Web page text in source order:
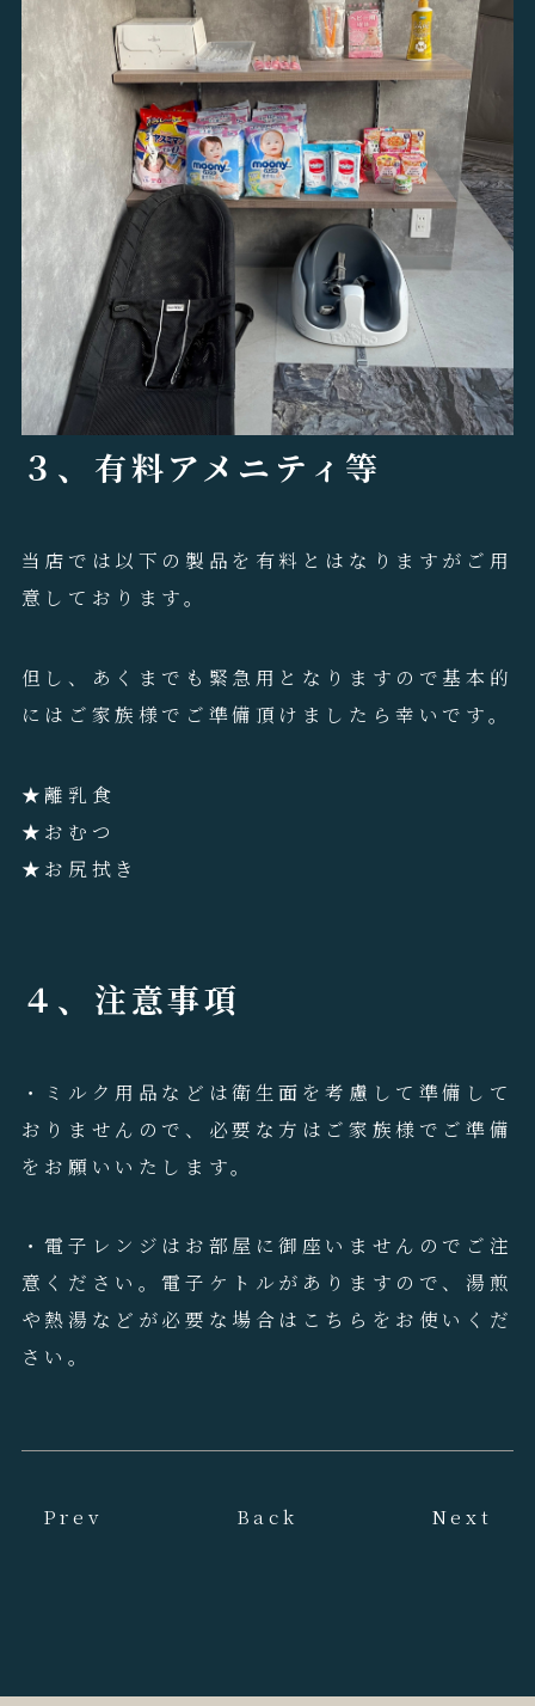
３、有料アメニティ等
当店では以下の製品を有料とはなりますがご用
意しております。
但し、あくまでも緊急用となりますので基本的
にはご家族様でご準備頂けましたら幸いです。
★離乳食
★おむつ
★お尻拭き
４、注意事項
・ミルク用品などは衛生面を考慮して準備して
おりませんので、必要な方はご家族様でご準備
をお願いいたします。
・電子レンジはお部屋に御座いませんのでご注
意ください。電子ケトルがありますので、湯煎
や熱湯などが必要な場合はこちらをお使いくだ
さい。
Prev Back Next